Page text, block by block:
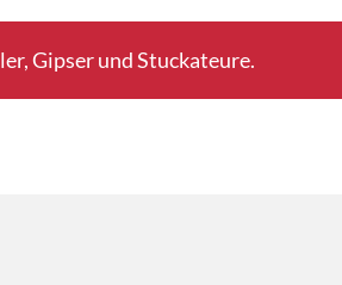
Gipser und Stuckateure.